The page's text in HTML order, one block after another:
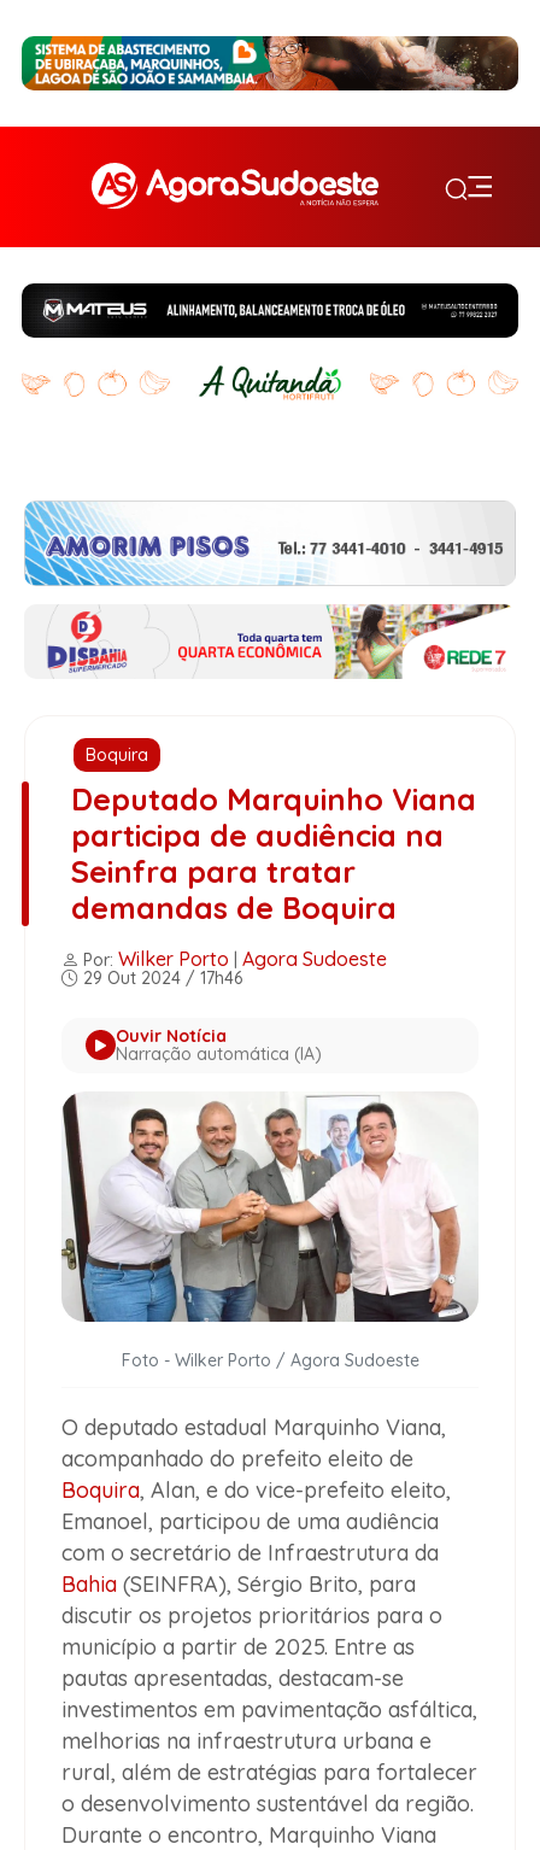
Boquira
Deputado Marquinho Viana
participa de audiência na
Seinfra para tratar
demandas de Boquira
Por: Wilker Porto Agora Sudoeste
29 Out 2024 / 17h46
Ouvir Notícia
Narração automática (IA)
Foto - Wilker Porto / Agora Sudoeste
O deputado estadual Marquinho Viana,
acompanhado do prefeito eleito de
Boquira, Alan, e do vice-prefeito eleito,
Emanoel, participou de uma audiência
com o secretário de Infraestrutura da
Bahia (SEINFRA), Sérgio Brito, para
discutir os projetos prioritários para o
município a partir de 2025. Entre as
pautas apresentadas, destacam-se
investimentos em pavimentação asfáltica,
melhorias na infraestrutura urbana e
rural, além de estratégias para fortalecer
o desenvolvimento sustentável da região.
Durante o encontro, Marquinho Viana